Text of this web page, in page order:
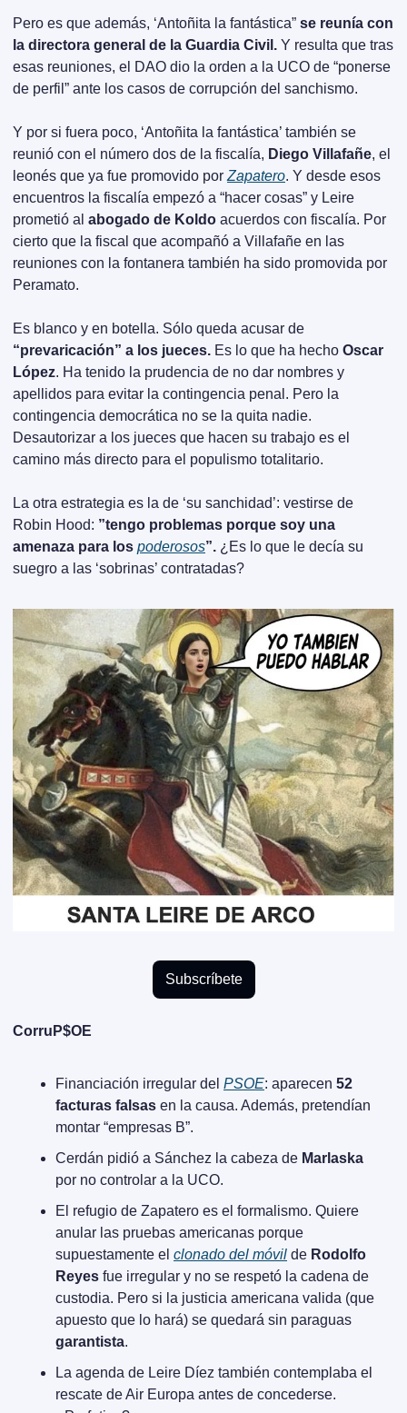
Pero es que además, ‘Antoñita la fantástica” se reunía con
la directora general de la Guardia Civil. Y resulta que tras
esas reuniones, el DAO dio la orden a la UCO de “ponerse
de perfil” ante los casos de corrupción del sanchismo.
Y por si fuera poco, ‘Antoñita la fantástica’ también se
reunió con el número dos de la fiscalía, Diego Villafañe, el
leonés que ya fue promovido por Zapatero. Y desde esos
encuentros la fiscalía empezó a “hacer cosas” y Leire
prometió al abogado de Koldo acuerdos con fiscalía. Por
cierto que la fiscal que acompañó a Villafañe en las
reuniones con la fontanera también ha sido promovida por
Peramato.
“prevaricación” a los jueces. Es lo que ha hecho Oscar
López. Ha tenido la prudencia de no dar nombres y
apellidos para evitar la contingencia penal. Pero la
contingencia democrática no se la quita nadie.
Desautorizar a los jueces que hacen su trabajo es el
camino más directo para el populismo totalitario.
La otra estrategia es la de ‘su sanchidad’: vestirse de
Robin Hood: ”tengo problemas porque soy una
amenaza para los poderosos”. ¿Es lo que le decía su
suegro a las ‘sobrinas’ contratadas?
Subscríbete
CorruP$OE
Financiación irregular del PSOE: aparecen 52
facturas falsas en la causa. Además, pretendían
montar “empresas B”.
Cerdán pidió a Sánchez la cabeza de Marlaska
por no controlar a la UCO.
El refugio de Zapatero es el formalismo. Quiere
anular las pruebas americanas porque
supuestamente el clonado del móvil de Rodolfo
Reyes fue irregular y no se respetó la cadena de
custodia. Pero si la justicia americana valida (que
garantista.
La agenda de Leire Díez también contemplaba el
rescate de Air Europa antes de concederse.